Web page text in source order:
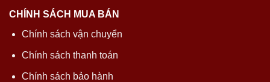
CHÍNH SÁCH MUA BÁN
Chính sách vận chuyển
Chính sách thanh toán
Chính sách bảo hành